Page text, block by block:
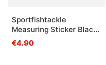
Sportfishtackle
Measuring Sticker Black
Camo - 136x5cm
€4.90